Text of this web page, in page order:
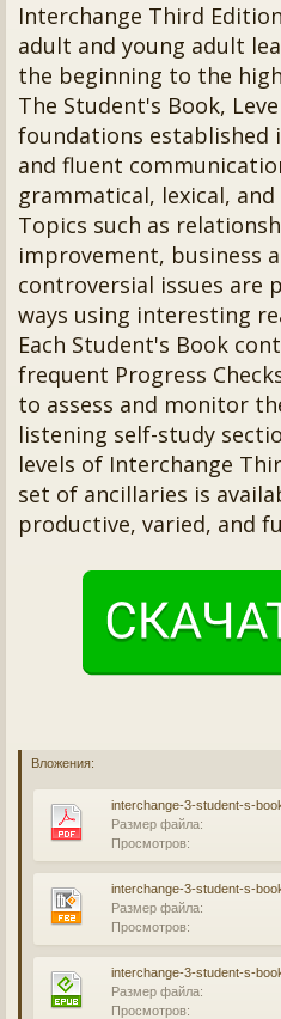
Interchange Third
adult and young adult
the beginning to the
The Student's Book,
foundations established
and fluent
grammatical, lexical,
Topics such as
improvement, business
controversial issues are
ways using interesting
Each Student's Book
frequent Progress
to assess and monitor
listening self-study
levels of Interchange
set of ancillaries is
productive, varied, and
Вложения:
interchange-3-student-s-
Размер файла:
Просмотров:
interchange-3-student-s-
Размер файла:
Просмотров:
interchange-3-student-s-
Размер файла:
Просмотров: